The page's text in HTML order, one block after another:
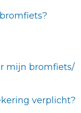
mijn bromfiets/
verplicht?